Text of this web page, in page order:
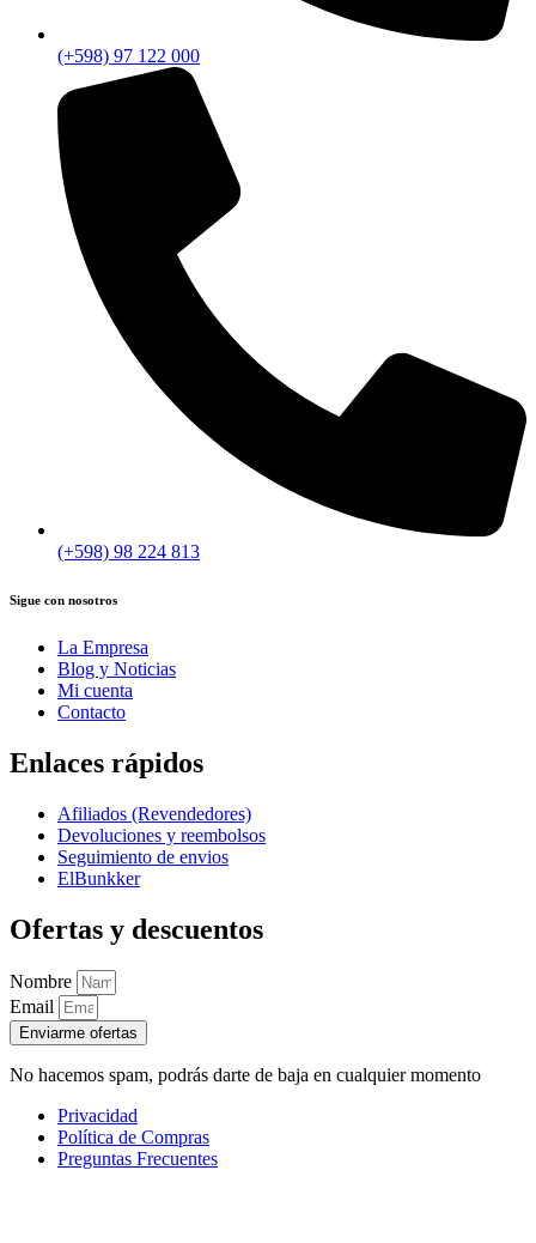
(+598) 97 122 000
(+598) 98 224 813
Sigue con nosotros
La Empresa
Blog y Noticias
Mi cuenta
Contacto
Enlaces rápidos
Afiliados (Revendedores)
Devoluciones y reembolsos
Seguimiento de envios
ElBunkker
Ofertas y descuentos
Nombre
Email
Enviarme ofertas
No hacemos spam, podrás darte de baja en cualquier momento
Privacidad
Política de Compras
Preguntas Frecuentes